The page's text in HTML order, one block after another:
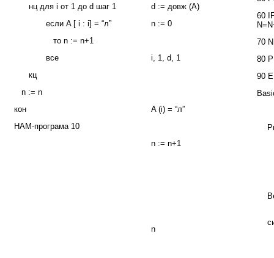
нц для i от 1 до d шаг 1
если A [ i : i] = “л”
то n := n+1
все
кц
n := n
кон
НАМ-програма 10
d := довж (А)
n := 0
i, 1, d, 1
A (i) = “л”
n := n+1
n
60
70
80
90